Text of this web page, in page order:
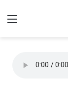
الوضع